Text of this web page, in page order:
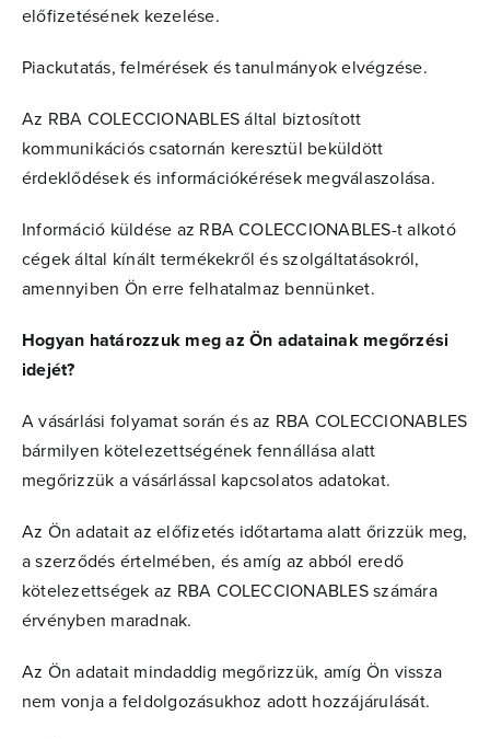
előfizetésének kezelése.
Piackutatás, felmérések és tanulmányok elvégzése.
Az RBA COLECCIONABLES által biztosított
kommunikációs csatornán keresztül beküldött
érdeklődések és információkérések megválaszolása.
Információ küldése az RBA COLECCIONABLES-t alkotó
cégek által kínált termékekről és szolgáltatásokról,
amennyiben Ön erre felhatalmaz bennünket.
Hogyan határozzuk meg az Ön adatainak megőrzési
idejét?
A vásárlási folyamat során és az RBA COLECCIONABLES
bármilyen kötelezettségének fennállása alatt
megőrizzük a vásárlással kapcsolatos adatokat.
Az Ön adatait az előfizetés időtartama alatt őrizzük meg,
a szerződés értelmében, és amíg az abból eredő
kötelezettségek az RBA COLECCIONABLES számára
érvényben maradnak.
Az Ön adatait mindaddig megőrizzük, amíg Ön vissza
nem vonja a feldolgozásukhoz adott hozzájárulását.